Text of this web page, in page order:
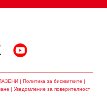
Политика за бисквитките
Уведомление за поверителност